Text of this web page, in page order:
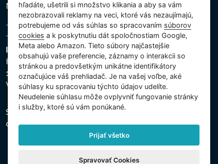
Nastavenie cookies
Intex Trading, s.r.o.
Hradecká 2526/3
130 00 Praha 3
Vinohrady - Česká republika
Spoločnosť je zapísaná na Mestskom súde v Prahe,
oddiel C, vložka 74759, IČO 26150808, DIČ CZ26150808.
hľadáte, ušetrili si množstvo klikania a aby sa vám
nezobrazovali reklamy na veci, ktoré vás nezaujímajú,
potrebujeme od vás súhlas so spracovaním súborov
cookies a k poskytnutiu dát spoločnostiam Google,
Meta alebo Amazon. Tieto súbory najčastejšie
obsahujú vaše preferencie, záznamy o interakcii so
stránkou a predovšetkým unikátne identifikátory
označujúce váš prehliadač. Je na vašej voľbe, aké
súhlasy ku spracovaniu týchto údajov udelíte.
Neudelenie súhlasu mȏže ovplyvniť fungovanie stránky
i služby, ktoré sú vám ponúkané.
Prijať všetko
Spravovať Cookies